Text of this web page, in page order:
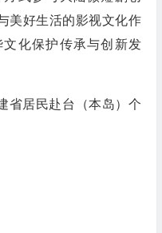
美好生活的影视文化作
化保护传承与创新发
省居民赴台（本岛）个